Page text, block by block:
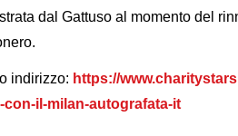
dal Gattuso al momento del
indirizzo: https://
il-milan-autografata-it